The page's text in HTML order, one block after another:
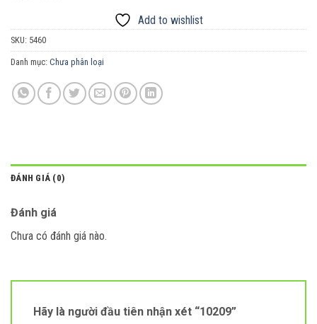
Add to wishlist
SKU: 5460
Danh mục: Chưa phân loại
ĐÁNH GIÁ (0)
Đánh giá
Chưa có đánh giá nào.
Hãy là người đầu tiên nhận xét “10209”